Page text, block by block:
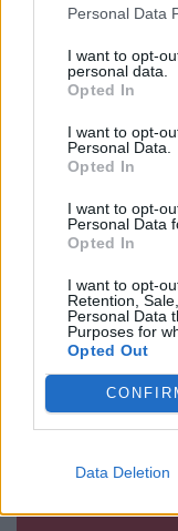
Personal Data
I want to opt-
personal data.
Opted In
I want to opt-
Personal Data.
Opted In
I want to opt-
Personal Data
Opted In
I want to opt-
Retention,
Personal Data
Purposes for
Opted Out
Data Deletion
GNTM 7: Η
Μαγγίρα
στην κριτική
επιτροπή και
δεδομένα
08.05.2026